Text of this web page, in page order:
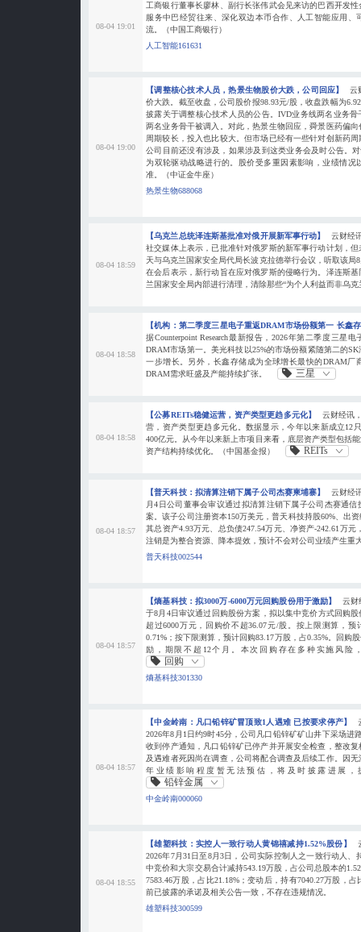
08-04 19:01
工商银行董事长廖林、副行长张伟武会见来访的巴西开发
服务中巴经贸往来、深化双边本币合作、人工智能应用、
流。（中国工商银行）
人工智能161631
08-04 19:00
【调整核心技术人员，热景生物股价大跌，公司回应】
云
价大跌。截至收盘，公司股价报98.93元/股，收盘跌幅为
披露关于调整核心技术人员的公告。IVD业务线两名业务
两名业务骨干被调入。对此，热景生物回应，舜景医药偏
周期较长，投入也比较大。但市场已经有一些针对创新药
公司目前还没有涉及，如果涉及到这类业务会及时公告。
为双轮驱动战略进行的。股价受多重因素影响，业绩情况
准。（中证金牛座）
热景生物688068
08-04 18:59
【乌克兰总统泽连斯基批准对俄开展新军事行动】
云财经
社交媒体上表示，已批准针对俄罗斯的新军事行动计划，
天与乌克兰国家安全局代局长波克拉德举行会议，听取该局
在会后表示，新行动旨在应对俄罗斯的侵略行为。泽连斯
兰国家安全局内部进行清理，清除那些“为个人利益而非乌
08-04 18:58
【机构：第二季度三星电子重返DRAM市场份额第一 长鑫
据Counterpoint Research最新报告，2026年第二季度三星
DRAM市场第一。美光科技以25%的市场份额紧随第二的
一步增长。另外，长鑫存储成为全球增长最快的DRAM厂
DRAM需求旺盛及产能持续扩张。
三星
08-04 18:58
【公募REITs稳健运营，资产类型更趋多元化】
云财经讯
营，资产类型更趋多元化。数据显示，今年以来新成立12
400亿元。从今年以来新上市项目来看，底层资产类型包括
资产结构持续优化。（中国基金报）
REITs
08-04 18:57
【普天科技：拟清算注销下属子公司杰赛柬埔寨】
云财经
月4日公司董事会审议通过拟清算注销下属子公司杰赛通
案。该子公司注册资本150万美元，普天科技持股60%、出
其总资产4.93万元、总负债247.54万元、净资产-242.61万元
注销是为整合资源、降本提效，预计不会对公司业绩产生重
普天科技002544
08-04 18:57
【熵基科技：拟3000万-6000万元回购股份用于激励】
云财
于8月4日审议通过回购股份方案，拟以集中竞价方式回购
超过6000万元，回购价不超36.07元/股。按上限测算，预
0.71%；按下限测算，预计回购83.17万股，占0.35%。回购
励，期限不超12个月。本次回购存在多种实施风险
回购
熵基科技301330
08-04 18:57
【中金岭南：凡口铅锌矿冒顶致1人遇难 已按要求停产】
2026年8月1日约9时45分，公司凡口铅锌矿矿山井下采场进
收到停产通知，凡口铅锌矿已停产并开展安全检查，整改
及遇难者死因尚在调查，公司将配合调查及后续工作。因
年业绩影响程度暂无法预估，将及时披露进展，
铅锌金属
中金岭南000060
08-04 18:55
【雄塑科技：实控人一致行动人黄锦禧减持1.52%股份】
2026年7月31日至8月3日，公司实际控制人之一致行动人、
中竞价和大宗交易合计减持543.19万股，占公司总股本的
7583.46万股，占比21.18%；变动后，持有7040.27万股，
前已披露的承诺及相关公告一致，不存在违规情况。
雄塑科技300599